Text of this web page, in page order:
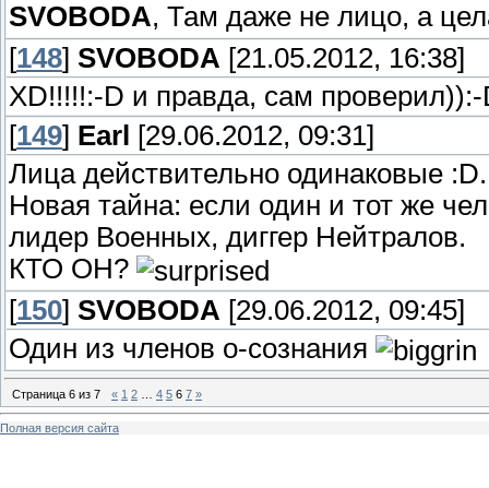
SVOBODA, Там даже не лицо, а
[148] SVOBODA [21.05.2012, 16:38]
ХD!!!!!:-D и правда, сам проверил)):-
[149] Earl
[29.06.2012, 09:31]
Лица действительно одинаковые :D.
Новая тайна: если один и тот же
лидер Военных, диггер Нейтралов.
КТО ОН?
[150] SVOBODA [29.06.2012, 09:45]
Один из членов о-сознания
Страница 6 из 7 « 1 2 4 5 6 7 »
Полная версия сайта